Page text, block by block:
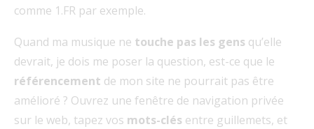
comme 1.FR par exemple.
Quand ma musique ne touche pas les gens qu’elle
devrait, je dois me poser la question, est-ce que le
référencement de mon site ne pourrait pas être
amélioré ? Ouvrez une fenêtre de navigation privée
sur le web, tapez vos mots-clés entre guillemets, et